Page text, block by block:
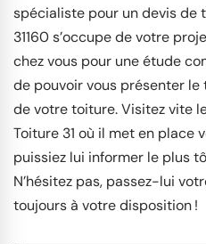
spécialiste pour un devis de
31160 s’occupe de votre
chez vous pour une étude
de pouvoir vous présenter
de votre toiture. Visitez vite
Toiture 31 où il met en place
puissiez lui informer le plus
N’hésitez pas, passez-lui
toujours à votre disposition !